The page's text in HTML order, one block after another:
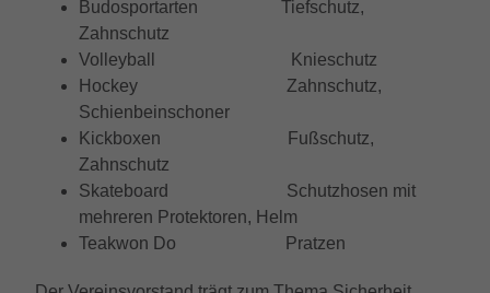
Budosportarten Tiefschutz,
Zahnschutz
Volleyball Knieschutz
Hockey Zahnschutz,
Schienbeinschoner
Kickboxen Fußschutz,
Zahnschutz
Skateboard Schutzhosen mit
mehreren Protektoren, Helm
Teakwon Do Pratzen
Dies ist ein von Google Analytics gesetztes
Cookie vom Mustertyp, bei dem das
Musterelement auf dem Namen die
eindeutige Identitätsnummer des Kontos
oder der Website enthält, auf das es sich
bezieht. Es scheint eine Variation des
_gat-Cookies zu sein, das verwendet wird,
um die von Google auf Websites mit
hohem Traffic-Aufkommen aufgezeichnete
Datenmenge zu begrenzen.